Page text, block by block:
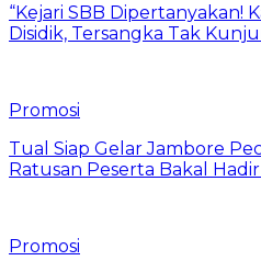
“Kejari SBB Dipertanyakan!
Disidik, Tersangka Tak
Promosi
Tual Siap Gelar Jambore
Ratusan Peserta Bakal
Promosi